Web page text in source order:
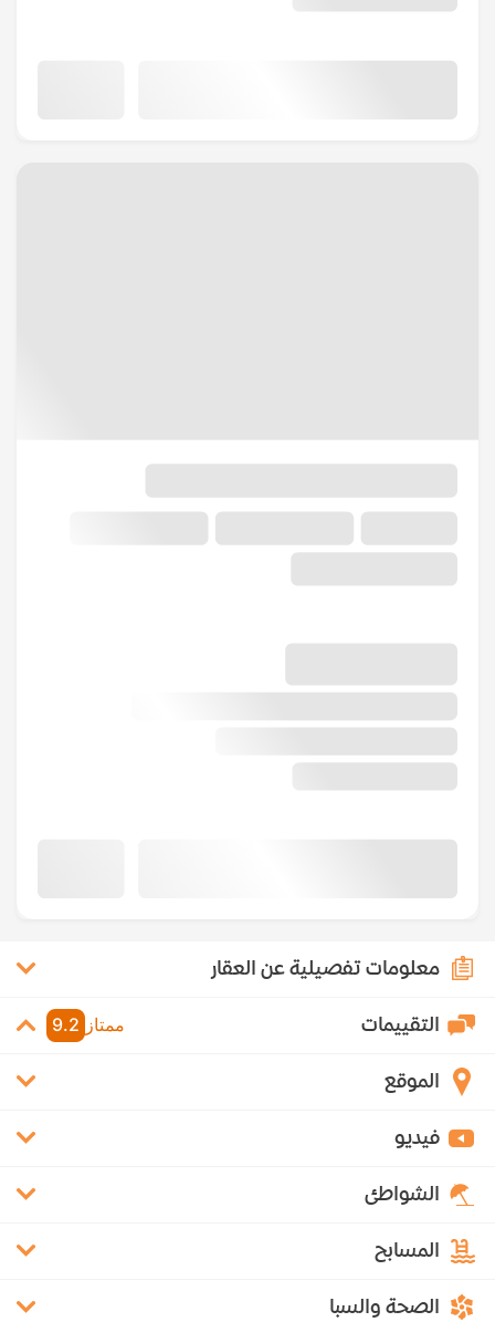
معلومات تفصيلية عن العقار
التقييمات ممتاز 9.2
الموقع
فيديو
الشواطئ
المسابح
الصحة والسبا